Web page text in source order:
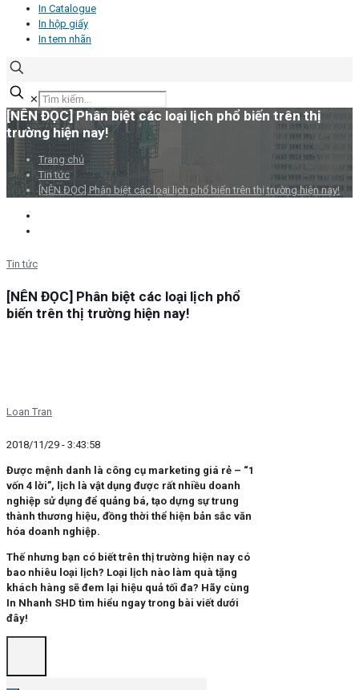
In Catalogue
In hộp giấy
In tem nhãn
✕
[NÊN ĐỌC] Phân biệt các loại lịch phổ biến trên thị
trường hiện nay!
Trang chủ
Tin tức
[NÊN ĐỌC] Phân biệt các loại lịch phổ biến trên thị trường hiện nay!
Tin tức
[NÊN ĐỌC] Phân biệt các loại lịch phổ
biến trên thị trường hiện nay!
Loan Tran
2018/11/29 - 3:43:58
Được mệnh danh là công cụ marketing giá rẻ – “1
vốn 4 lời”, lịch là vật dụng được rất nhiều doanh
nghiệp sử dụng để quảng bá, tạo dựng sự trung
thành thương hiệu, đồng thời thể hiện bản sắc văn
hóa doanh nghiệp.
Thế nhưng bạn có biết trên thị trường hiện nay có
bao nhiêu loại lịch? Loại lịch nào làm quà tặng
khách hàng sẽ đem lại hiệu quả tối đa? Hãy cùng
In Nhanh SHD tìm hiểu ngay trong bài viết dưới
đây!